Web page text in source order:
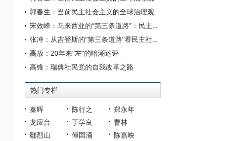
郭春生：当前民主社会主义的全球治理观
宋效峰：马来西亚的“第三条道路”：民主行动党的理念与实践
张冲：从吉登斯的“第三条道路”看民主社会主义理论的新变化
高放：20年来“左”的暗潮述评
高锋：瑞典社民党的自我改革之路
热门专栏
秦晖 陈行之
郑永年
龙应台
丁学良
曹林
鄢烈山
傅国涌
陈嘉映